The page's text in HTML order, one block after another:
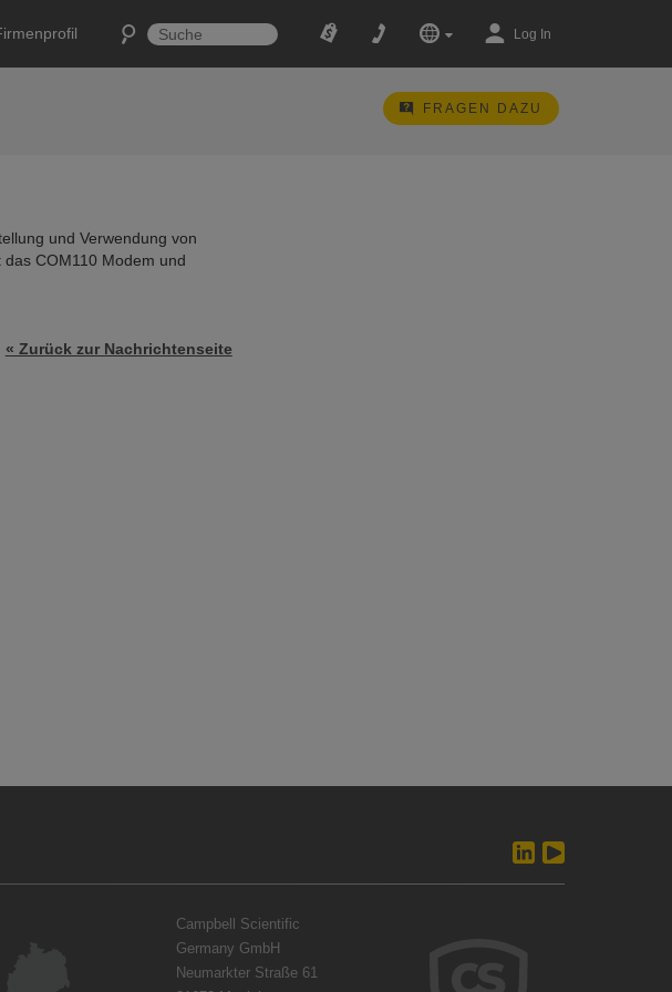
Log In
FRAGEN DAZU
und Verwendung von
COM110 Modem und
« Zurück zur Nachrichtenseite
Campbell Scientific
Germany GmbH
Neumarkter Straße 61